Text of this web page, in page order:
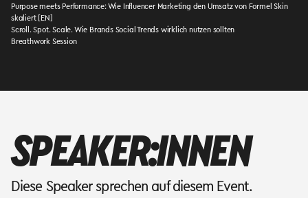
Purpose meets Performance: Wie Influencer Marketing den Umsatz von Formel Skin
skaliert [EN]
Scroll. Spot. Scale. Wie Brands Social Trends wirklich nutzen sollten
Breathwork Session
SPEAKER:INNEN
Diese Speaker sprechen auf diesem Event.